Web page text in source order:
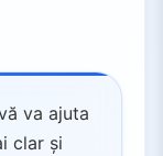
va ajuta
clar și